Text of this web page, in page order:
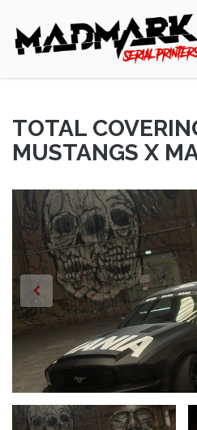
TOTAL
MUSTANGS X